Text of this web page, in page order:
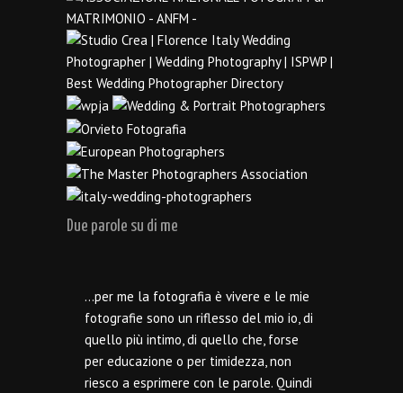
Due parole su di me
…per me la fotografia è vivere e le mie
fotografie sono un riflesso del mio io, di
quello più intimo, di quello che, forse
per educazione o per timidezza, non
riesco a esprimere con le parole. Quindi